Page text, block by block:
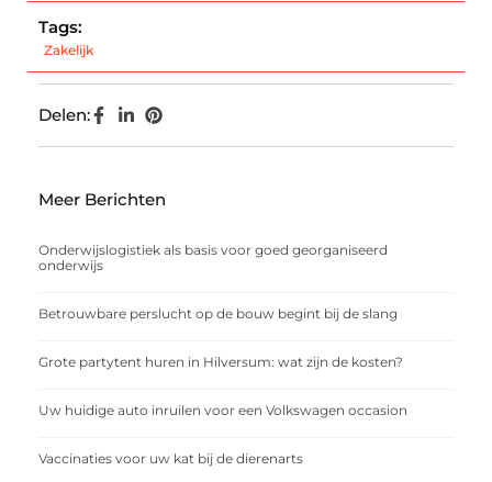
Tags:
Zakelijk
Delen:
Meer Berichten
Onderwijslogistiek als basis voor goed georganiseerd
onderwijs
Betrouwbare perslucht op de bouw begint bij de slang
Grote partytent huren in Hilversum: wat zijn de kosten?
Uw huidige auto inruilen voor een Volkswagen occasion
Vaccinaties voor uw kat bij de dierenarts